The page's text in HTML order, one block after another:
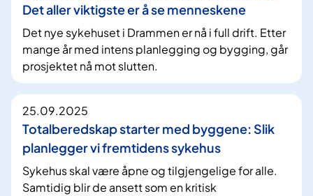
Det aller viktigste er å se menneskene
Det nye sykehuset i Drammen er nå i full drift. Etter
mange år med intens planlegging og bygging, går
prosjektet nå mot slutten.
25.09.2025
Totalberedskap starter med byggene: Slik
planlegger vi fremtidens sykehus
Sykehus skal være åpne og tilgjengelige for alle.
Samtidig blir de ansett som en kritisk